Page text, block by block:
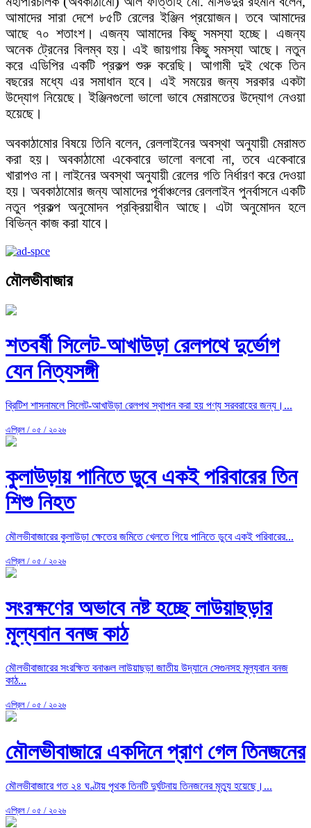
আমাদের সারা দেশে ৮৫টি রেলের ইঞ্জিন প্রয়োজন। তবে আমাদের
আছে ৭০ শতাংশ। এজন্য আমাদের কিছু সমস্যা হচ্ছে। এজন্য
অনেক ট্রেনের বিলম্ব হয়। এই জায়গায় কিছু সমস্যা আছে। নতুন
করে এডিপির একটি প্রকল্প শুরু করেছি। আগামী দুই থেকে তিন
বছরের মধ্যে এর সমাধান হবে। এই সময়ের জন্য সরকার একটা
উদ্যোগ নিয়েছে। ইঞ্জিনগুলো ভালো ভাবে মেরামতের উদ্যোগ নেওয়া
হয়েছে।
অবকাঠামোর বিষয়ে তিনি বলেন, রেললাইনের অবস্থা অনুযায়ী মেরামত
করা হয়। অবকাঠামো একেবারে ভালো বলবো না, তবে একেবারে
খারাপও না। লাইনের অবস্থা অনুযায়ী রেলের গতি নির্ধারণ করে দেওয়া
হয়। অবকাঠামোর জন্য আমাদের পূর্বাঞ্চলের রেললাইন পুনর্বাসনে একটি
নতুন প্রকল্প অনুমোদন প্রক্রিয়াধীন আছে। এটা অনুমোদন হলে
বিভিন্ন কাজ করা যাবে।
মৌলভীবাজার
শতবর্ষী সিলেট-আখাউড়া রেলপথে দুর্ভোগ
যেন নিত্যসঙ্গী
ব্রিটিশ শাসনামলে সিলেট-আখাউড়া রেলপথ স্থাপন করা হয় পণ্য সরবরাহের জন্য।...
এপ্রিল / ০৫ / ২০২৬
কুলাউড়ায় পানিতে ডুবে একই পরিবারের তিন
শিশু নিহত
মৌলভীবাজারের কুলাউড়া ক্ষেতের জমিতে খেলতে গিয়ে পানিতে ডুবে একই পরিবারের...
এপ্রিল / ০৫ / ২০২৬
সংরক্ষণের অভাবে নষ্ট হচ্ছে লাউয়াছড়ার
মূল্যবান বনজ কাঠ
মৌলভীবাজারের সংরক্ষিত বনাঞ্চল লাউয়াছড়া জাতীয় উদ্যানে সেগুনসহ মূল্যবান বনজ
কাঠ...
এপ্রিল / ০৫ / ২০২৬
মৌলভীবাজারে একদিনে প্রাণ গেল তিনজনের
মৌলভীবাজারে গত ২৪ ঘণ্টায় পৃথক তিনটি দুর্ঘটনায় তিনজনের মৃত্যু হয়েছে।...
এপ্রিল / ০৫ / ২০২৬